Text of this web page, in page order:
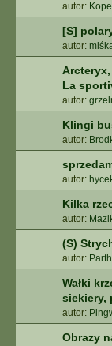
autor:
[S]
autor:
Arcteryx,
La
autor:
Klingi
autor:
autor:
Kilka
autor:
(S)
autor:
Wałki
siekiery,
autor:
Obrazy